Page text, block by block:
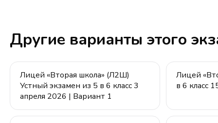
Другие варианты этого
Лицей «Вторая школа» (Л2Ш)
Устный экзамен из 5 в 6 класс 3
апреля 2026 | Вариант 1
Лицей
в 6 класс